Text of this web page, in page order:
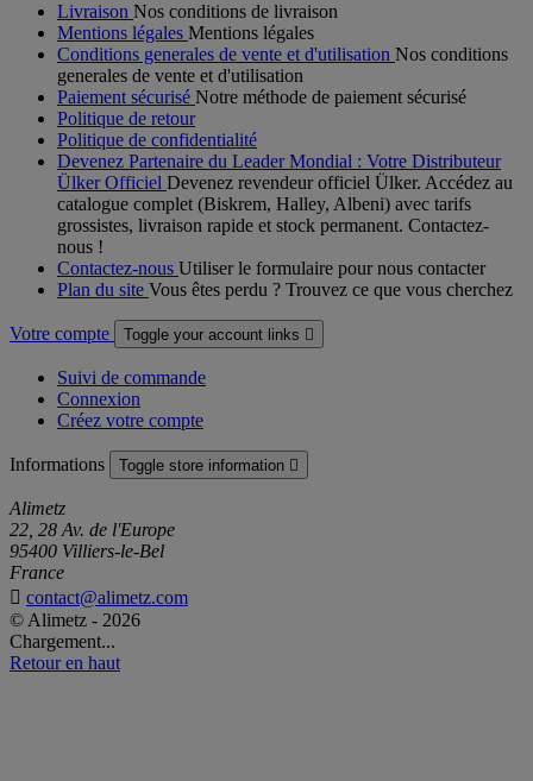
Livraison Nos conditions de livraison
Mentions légales Mentions légales
Conditions generales de vente et d'utilisation Nos conditions
generales de vente et d'utilisation
Paiement sécurisé Notre méthode de paiement sécurisé
Politique de retour
Politique de confidentialité
Devenez Partenaire du Leader Mondial : Votre Distributeur
Ülker Officiel Devenez revendeur officiel Ülker. Accédez au
catalogue complet (Biskrem, Halley, Albeni) avec tarifs
grossistes, livraison rapide et stock permanent. Contactez-
nous !
Contactez-nous Utiliser le formulaire pour nous contacter
Plan du site Vous êtes perdu ? Trouvez ce que vous cherchez
Votre compte Toggle your account links 
Suivi de commande
Connexion
Créez votre compte
Informations Toggle store information 
Alimetz
22, 28 Av. de l'Europe
95400 Villiers-le-Bel
France
 contact@alimetz.com
© Alimetz - 2026
Chargement...
Retour en haut